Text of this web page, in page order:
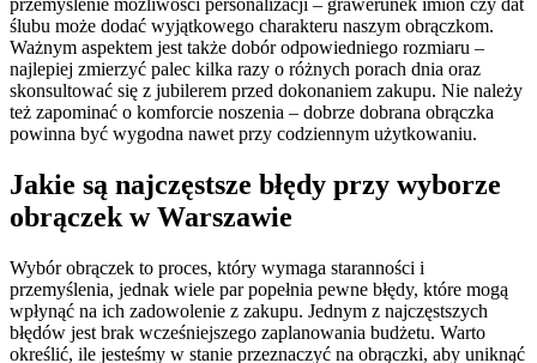
przemyślenie możliwości personalizacji – grawerunek imion czy dat
ślubu może dodać wyjątkowego charakteru naszym obrączkom.
Ważnym aspektem jest także dobór odpowiedniego rozmiaru –
najlepiej zmierzyć palec kilka razy o różnych porach dnia oraz
skonsultować się z jubilerem przed dokonaniem zakupu. Nie należy
też zapominać o komforcie noszenia – dobrze dobrana obrączka
powinna być wygodna nawet przy codziennym użytkowaniu.
Jakie są najczęstsze błędy przy wyborze
obrączek w Warszawie
Wybór obrączek to proces, który wymaga staranności i
przemyślenia, jednak wiele par popełnia pewne błędy, które mogą
wpłynąć na ich zadowolenie z zakupu. Jednym z najczęstszych
błędów jest brak wcześniejszego zaplanowania budżetu. Warto
określić, ile jesteśmy w stanie przeznaczyć na obrączki, aby uniknąć